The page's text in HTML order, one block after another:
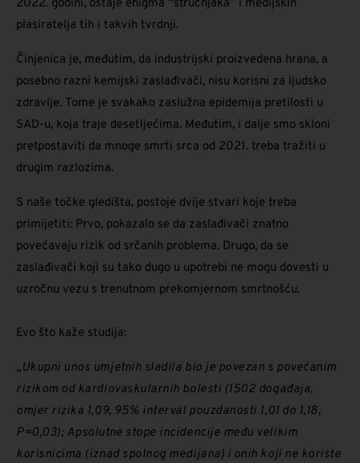
2022. godini, ostaje enigma “stručnjaka” i medijskih
plasiratelja tih i takvih tvrdnji.
Činjenica je, međutim, da industrijski proizvedena hrana, a
posebno razni kemijski zaslađivači, nisu korisni za ljudsko
zdravlje. Tome je svakako zaslužna epidemija pretilosti u
SAD-u, koja traje desetljećima. Međutim, i dalje smo skloni
pretpostaviti da mnoge smrti srca od 2021. treba tražiti u
drugim razlozima.
S naše točke gledišta, postoje dvije stvari koje treba
primijetiti: Prvo, pokazalo se da zaslađivači znatno
povećavaju rizik od srčanih problema. Drugo, da se
zaslađivači koji su tako dugo u upotrebi ne mogu dovesti u
uzročnu vezu s trenutnom prekomjernom smrtnošću.
Evo što kaže studija:
„Ukupni unos umjetnih sladila bio je povezan s povećanim
rizikom od kardiovaskularnih bolesti (1502 događaja,
omjer rizika 1,09, 95% interval pouzdanosti 1,01 do 1,18,
P=0,03); Apsolutne stope incidencije među velikim
korisnicima (iznad spolnog medijana) i onih koji ne koriste